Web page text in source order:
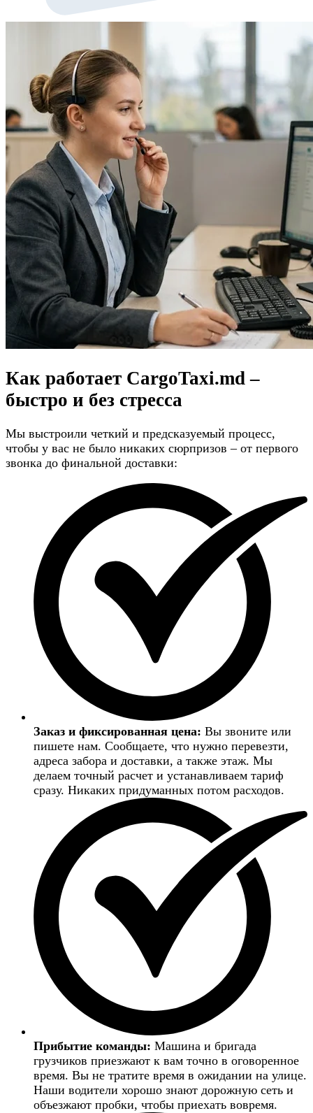
Как работает CargoTaxi.md –
быстро и без стресса
Мы выстроили четкий и предсказуемый процесс,
чтобы у вас не было никаких сюрпризов – от первого
звонка до финальной доставки:
Заказ и фиксированная цена: Вы звоните или
пишете нам. Сообщаете, что нужно перевезти,
адреса забора и доставки, а также этаж. Мы
делаем точный расчет и устанавливаем тариф
сразу. Никаких придуманных потом расходов.
Прибытие команды: Машина и бригада
грузчиков приезжают к вам точно в оговоренное
время. Вы не тратите время в ожидании на улице.
Наши водители хорошо знают дорожную сеть и
объезжают пробки, чтобы приехать вовремя.